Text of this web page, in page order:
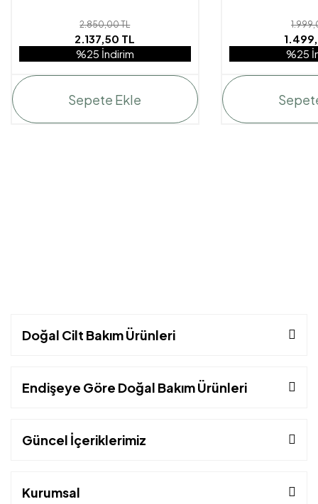
2.850,00 TL
2.137,50 TL
%25 İndirim
Sepete Ekle
%25
Doğal Cilt Bakım Ürünleri
Endişeye Göre Doğal Bakım Ürünleri
Güncel İçeriklerimiz
Kurumsal